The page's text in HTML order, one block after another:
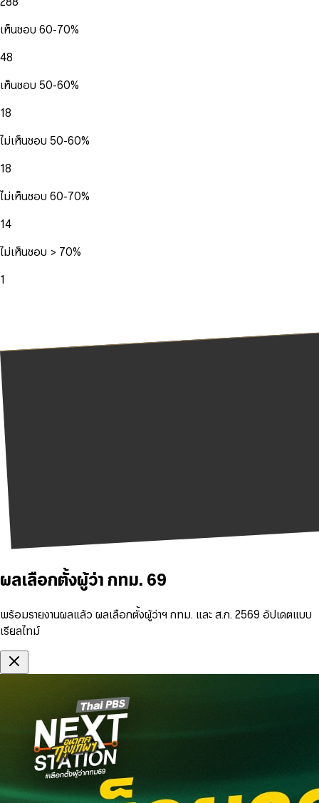
เห็นชอบ 60-70%
48
เห็นชอบ 50-60%
18
ไม่เห็นชอบ 50-60%
18
ไม่เห็นชอบ 60-70%
14
ไม่เห็นชอบ > 70%
1
ผลเลือกตั้งผู้ว่า กทม. 69
พร้อมรายงานผลแล้ว ผลเลือกตั้งผู้ว่าฯ กทม. และ ส.ก. 2569 อัปเดตแบบ
เรียลไทม์